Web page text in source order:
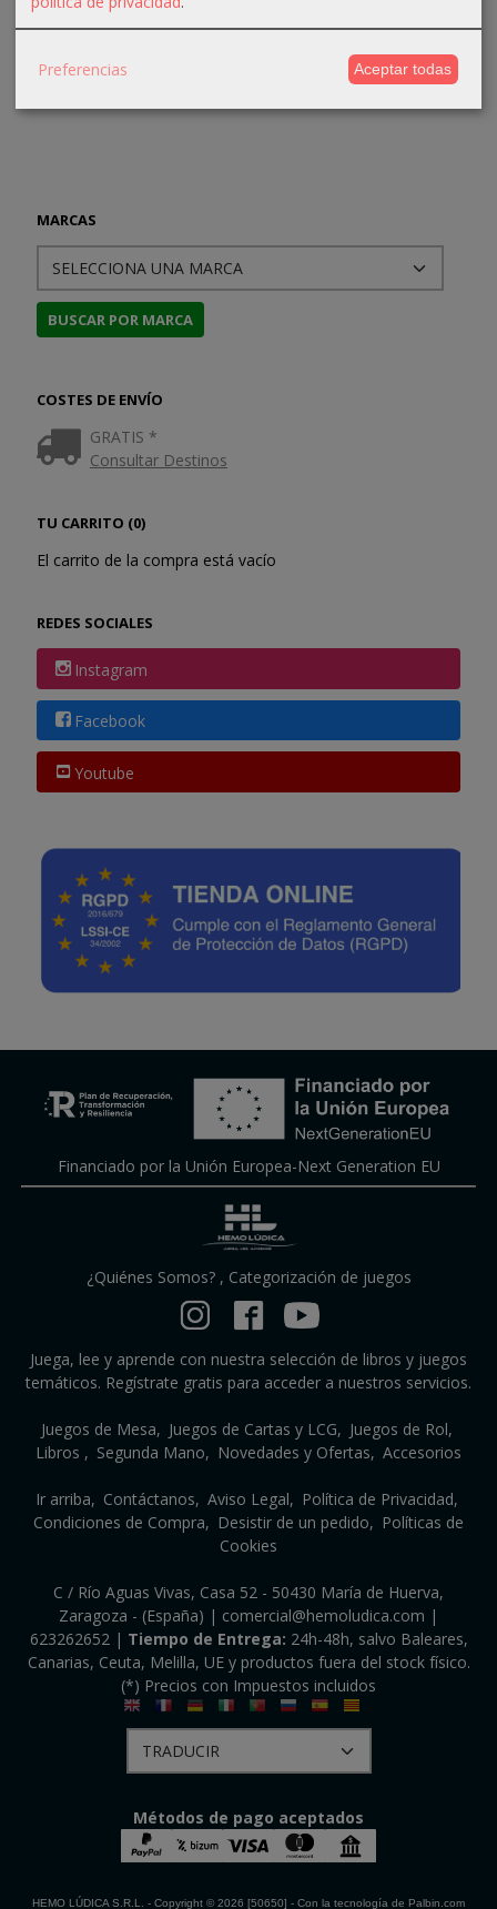
MARCAS
COSTES DE ENVÍO
GRATIS *
Consultar Destinos
TU CARRITO (0)
El carrito de la compra está vacío
REDES SOCIALES
Instagram
Facebook
Youtube
Financiado por la Unión Europea-Next Generation EU
¿Quiénes Somos?, Categorización de juegos
Juega, lee y aprende con nuestra selección de libros y juegos
temáticos. Regístrate gratis para acceder a nuestros servicios.
Juegos de Mesa Juegos de Cartas y LCG
Juegos de Rol
Libros
Segunda Mano Novedades y Ofertas Accesorios
Ir arriba Contáctanos Aviso Legal
Política de Privacidad
Condiciones de Compra
Desistir de un pedido
Políticas de
Cookies
C / Río Aguas Vivas, Casa 52 - 50430 María de Huerva,
Zaragoza - (España) | comercial@hemoludica.com |
623262652| Tiempo de Entrega: 24h-48h, salvo Baleares,
Canarias, Ceuta, Melilla, UE y productos fuera del stock físico.
(*) Precios con Impuestos incluidos
Métodos de pago aceptados
HEMO LÚDICA S.R.L. - Copyright © 2026 [50650] - Con la tecnología de Palbin.com
Preferencias Aceptar todas